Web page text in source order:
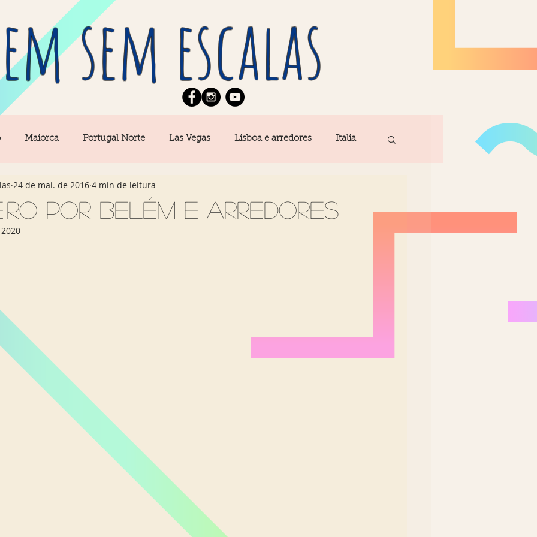
sem escalas
Maiorca Portugal Norte Las Vegas Lisboa e arredores Italia
News Berlim Algarve
por Belém e arredores
24 de mai. de 2016 4 min de leitura